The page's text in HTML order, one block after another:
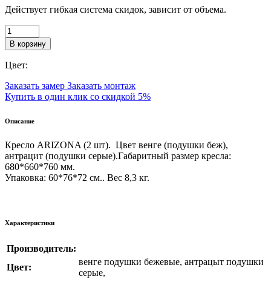
Действует гибкая система скидок, зависит от объема.
В корзину
Цвет:
Заказать замер Заказать монтаж
Купить в один клик со скидкой 5%
Описание
Кресло ARIZONA (2 шт). Цвет венге (подушки беж),
антрацит (подушки серые).Габаритный размер кресла:
680*660*760 мм.
Упаковка: 60*76*72 см.. Вес 8,3 кг.
Характеристики
Производитель:
Цвет:
венге подушки бежевые, антрацыт подушки
серые,